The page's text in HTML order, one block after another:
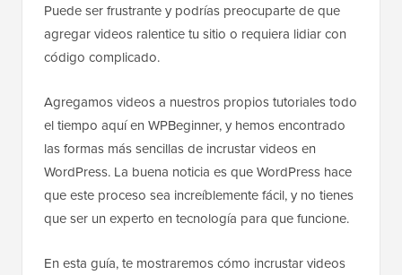
Puede ser frustrante y podrías preocuparte de que
agregar videos ralentice tu sitio o requiera lidiar con
código complicado.
Agregamos videos a nuestros propios tutoriales todo
el tiempo aquí en WPBeginner, y hemos encontrado
las formas más sencillas de incrustar videos en
WordPress. La buena noticia es que WordPress hace
que este proceso sea increíblemente fácil, y no tienes
que ser un experto en tecnología para que funcione.
En esta guía, te mostraremos cómo incrustar videos